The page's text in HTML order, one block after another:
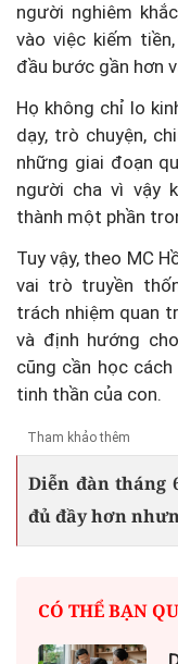
người nghiêm
vào việc kiếm
đầu bước gần hơn
Họ không chỉ lo
dạy, trò chuyện,
những giai đoạn
người cha vì vậy
thành một phần
Tuy vậy, theo MC
vai trò truyền
trách nhiệm quan
và định hướng
cũng cần học
tinh thần của con.
Tham khảo thêm
Diễn đàn tháng
đủ đầy hơn
CÓ THỂ BẠN